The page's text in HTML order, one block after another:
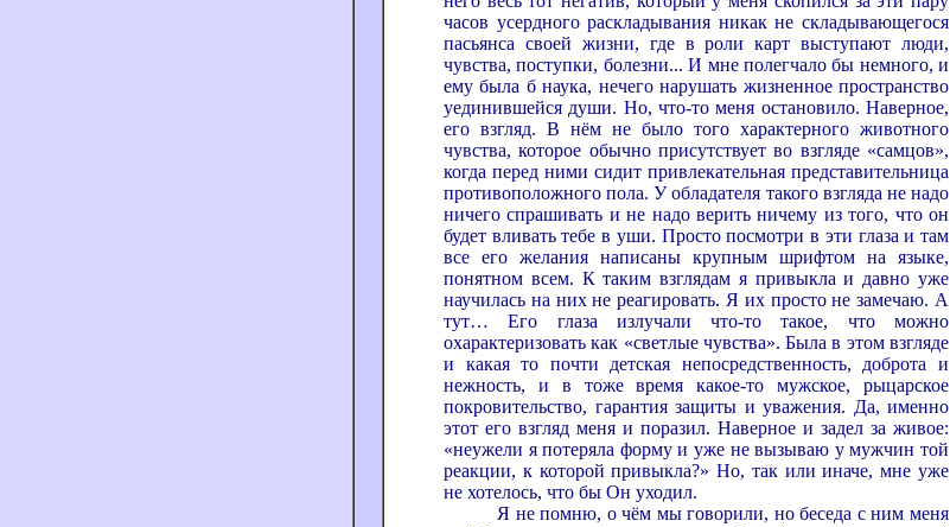
часов усердного раскладывания никак не складывающегося
пасьянса своей жизни, где в роли карт выступают люди,
чувства, поступки, болезни... И мне полегчало бы немного, и
ему была б наука, нечего нарушать жизненное пространство
уединившейся души. Но, что-то меня остановило. Наверное,
его взгляд. В нём не было того характерного животного
чувства, которое обычно присутствует во взгляде «самцов»,
когда перед ними сидит привлекательная представительница
противоположного пола. У обладателя такого взгляда не надо
ничего спрашивать и не надо верить ничему из того, что он
будет вливать тебе в уши. Просто посмотри в эти глаза и там
все его желания написаны крупным шрифтом на языке,
понятном всем. К таким взглядам я привыкла и давно уже
научилась на них не реагировать. Я их просто не замечаю. А
тут… Его глаза излучали что-то такое, что можно
охарактеризовать как «светлые чувства». Была в этом взгляде
и какая то почти детская непосредственность, доброта и
нежность, и в тоже время какое-то мужское, рыцарское
покровительство, гарантия защиты и уважения. Да, именно
этот его взгляд меня и поразил. Наверное и задел за живое:
«неужели я потеряла форму и уже не вызываю у мужчин той
реакции, к которой привыкла?» Но, так или иначе, мне уже
не хотелось, что бы Он уходил.
Я не помню, о чём мы говорили, но беседа с ним меня